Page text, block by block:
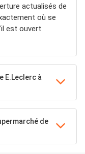
actualisés de
où se
est ouvert
E.Leclerc à
de